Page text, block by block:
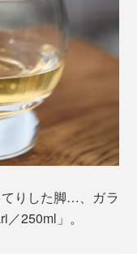
りした脚…、ガラ
250ml」。